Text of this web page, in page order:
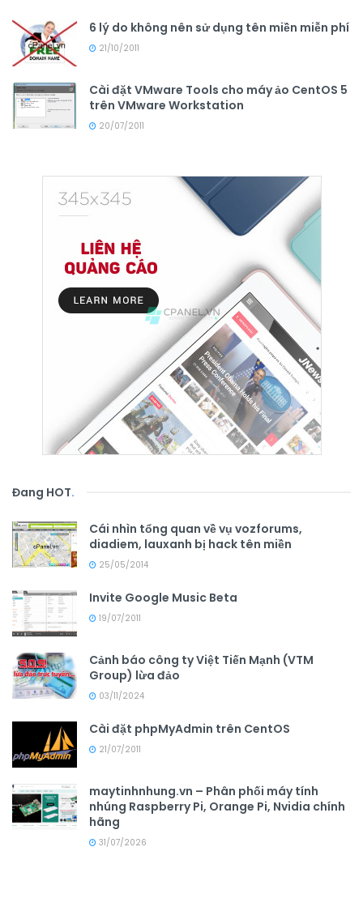
6 lý do không nên sử dụng tên miền miễn phí
21/10/2011
Cài đặt VMware Tools cho máy ảo CentOS 5
trên VMware Workstation
20/07/2011
Đang HOT.
Cái nhìn tổng quan về vụ vozforums,
diadiem, lauxanh bị hack tên miền
25/05/2014
Invite Google Music Beta
19/07/2011
Cảnh báo công ty Việt Tiến Mạnh (VTM
Group) lừa đảo
03/11/2024
Cài đặt phpMyAdmin trên CentOS
21/07/2011
maytinhnhung.vn – Phân phối máy tính
nhúng Raspberry Pi, Orange Pi, Nvidia chính
hãng
31/07/2026